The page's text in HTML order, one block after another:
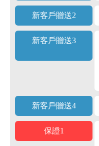
新客戶贈送2
新客戶贈送3
新客戶贈送4
保證1